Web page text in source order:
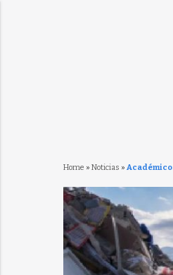
Home » Noticias »